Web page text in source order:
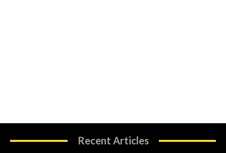
Recent Articles